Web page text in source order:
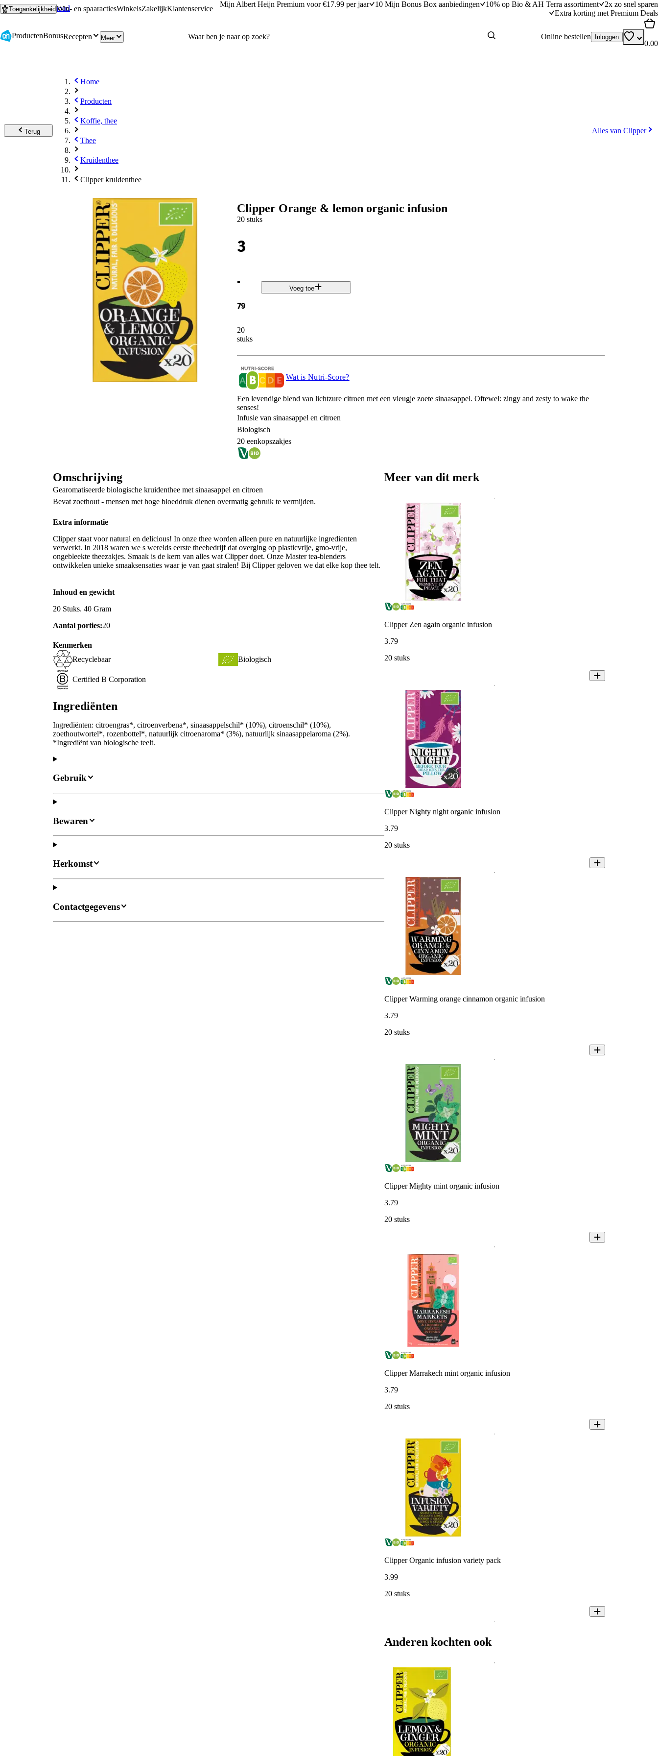
Ga naar hoofdinhoud
Ga naar zoeken
ToegankelijkheidWin- en spaaractiesWinkelsZakelijkKlantenservice
Mijn Albert Heijn Premium voor €17.99 per jaar 10 Mijn Bonus Box aanbiedingen 10% op Bio & AH Terra assortiment
2x zo snel sparen
Extra korting met Premium Deals
ProductenBonusRecepten Meer Online bestellen Inloggen
0.00
Terug
Home
Producten
Koffie, thee
Thee
Kruidenthee
Clipper kruidenthee
Alles van Clipper
Clipper Orange & lemon organic infusion
20 stuks
3
.
79
20
stuks
Voeg toe
Wat is Nutri-Score?
Een levendige blend van lichtzure citroen met een vleugje zoete sinaasappel. Oftewel: zingy and zesty to wake the
senses!
Infusie van sinaasappel en citroen
Biologisch
20 eenkopszakjes
Omschrijving
Gearomatiseerde biologische kruidenthee met sinaasappel en citroen
Bevat zoethout - mensen met hoge bloeddruk dienen overmatig gebruik te vermijden.
Extra informatie
Clipper staat voor natural en delicious! In onze thee worden alleen pure en natuurlijke ingredienten
verwerkt. In 2018 waren we s werelds eerste theebedrijf dat overging op plasticvrije, gmo-vrije,
ongebleekte theezakjes. Smaak is de kern van alles wat Clipper doet. Onze Master tea-blenders
ontwikkelen unieke smaaksensaties waar je van gaat stralen! Bij Clipper geloven we dat elke kop thee telt.
Inhoud en gewicht
20 Stuks. 40 Gram
Aantal porties:20
Kenmerken
Recyclebaar
Biologisch
Certified B Corporation
Ingrediënten
Ingrediënten: citroengras*, citroenverbena*, sinaasappelschil* (10%), citroenschil* (10%),
zoethoutwortel*, rozenbottel*, natuurlijk citroenaroma* (3%), natuurlijk sinaasappelaroma (2%).
*Ingrediënt van biologische teelt.
Gebruik
Bewaren
Herkomst
Contactgegevens
Meer van dit merk
Clipper Zen again organic infusion
3.79
20 stuks
Clipper Nighty night organic infusion
3.79
20 stuks
Clipper Warming orange cinnamon organic infusion
3.79
20 stuks
Clipper Mighty mint organic infusion
3.79
20 stuks
Clipper Marrakech mint organic infusion
3.79
20 stuks
Clipper Organic infusion variety pack
3.99
20 stuks
Anderen kochten ook